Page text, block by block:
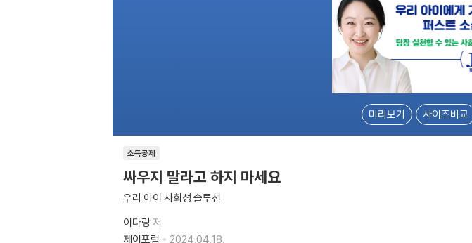
미리보기 사이즈비교
소득공제
싸우지 말라고 하지 마세요
우리 아이 사회성 솔루션
이다랑저
제이포럼
2024.04.18.